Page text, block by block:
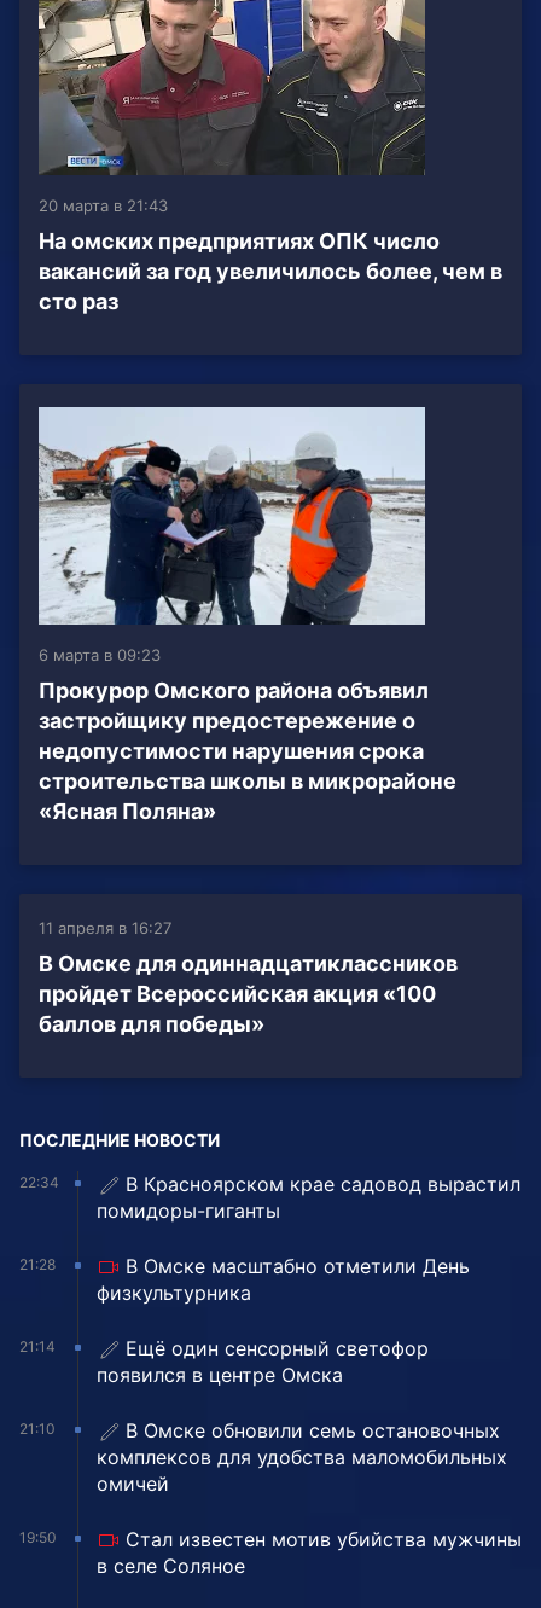
20 марта в 21:43
На омских предприятиях ОПК число
вакансий за год увеличилось более, чем в
сто раз
6 марта в 09:23
Прокурор Омского района объявил
застройщику предостережение о
недопустимости нарушения срока
строительства школы в микрорайоне
«Ясная Поляна»
11 апреля в 16:27
В Омске для одиннадцатиклассников
пройдет Всероссийская акция «100
баллов для победы»
ПОСЛЕДНИЕ НОВОСТИ
22:34
В Красноярском крае садовод вырастил
помидоры-гиганты
21:28
В Омске масштабно отметили День
физкультурника
21:14
Ещё один сенсорный светофор
появился в центре Омска
21:10
В Омске обновили семь остановочных
комплексов для удобства маломобильных
омичей
19:50
Стал известен мотив убийства мужчины
в селе Соляное